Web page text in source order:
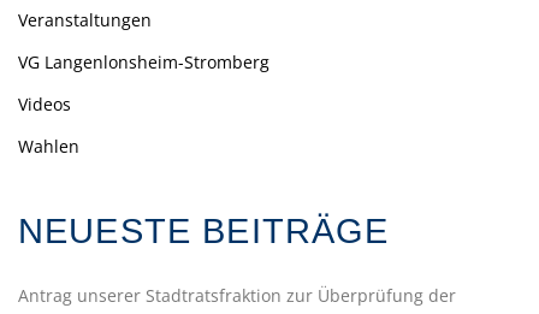
Veranstaltungen
VG Langenlonsheim-Stromberg
Videos
Wahlen
NEUESTE BEITRÄGE
Antrag unserer Stadtratsfraktion zur Überprüfung der